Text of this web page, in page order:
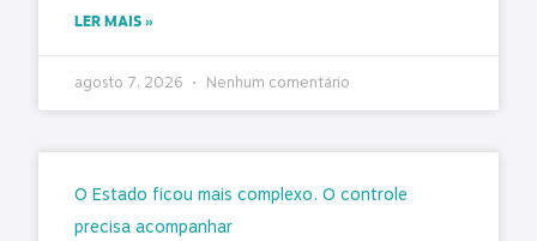
LER MAIS »
agosto 7, 2026 Nenhum comentário
O Estado ficou mais complexo. O controle
precisa acompanhar